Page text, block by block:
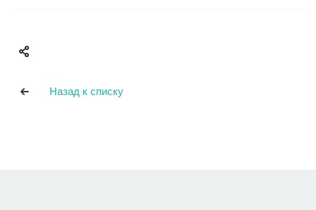
Назад к списку